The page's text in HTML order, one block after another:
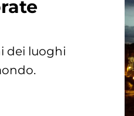
dei luoghi